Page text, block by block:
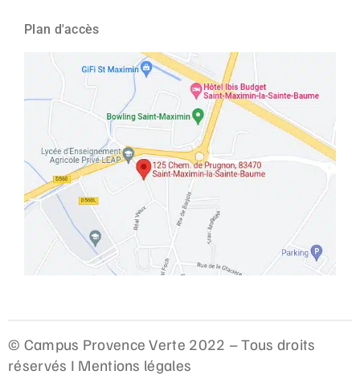
Plan d'accès
© Campus Provence Verte 2022 – Tous droits
réservés I Mentions légales